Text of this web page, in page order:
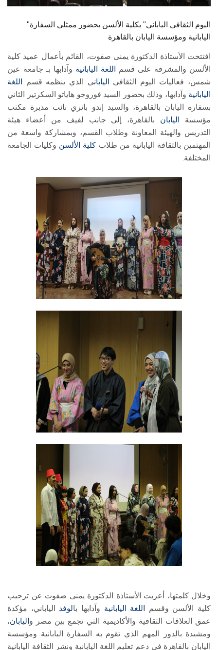
الزائـرون
سجل الان
"اليوم الثقافي الياباني" بكلية الألسن بحضور ممثلي السفارة
اليابانية ومؤسسة اليابان بالقاهرة
افتتحت الأستاذة الدكتورة يمنى صفوت، القائم بأعمال عميد كلية
الألسن والمشرفة على قسم
اللغة اليابانية وآدابها بـ جامعة عين
شمس، فعاليات اليوم الثقافي
الياباني الذي ينظمه قسم
اللغة
اليابانية وآدابها، وذلك بحضور السيد فوروجو هاياتو السكرتير الثاني
بسفارة اليابان بالقاهرة، والسيد إندو بانري نائب مديرة مكتب
مؤسسة
اليابان بالقاهرة، إلى جانب لفيف من أعضاء هيئة
التدريس والهيئة المعاونة وطلاب القسم، وبمشاركة واسعة من
المهتمين بالثقافة اليابانية من طلاب كلية الألسن وكليات الجامعة
المختلفة.
وخلال كلمتها، أعربت الأستاذة الدكتورة يمنى صفوت عن ترحيب
كلية الألسن وقسم
اللغة اليابانية وآدابها بالوفد الياباني، مؤكدة
عمق العلاقات الثقافية والأكاديمية التي تجمع بين مصر و اليابان،
ومشيدة بالدور المهم الذي تقوم به السفارة اليابانية ومؤسسة
اليابان بالقاهرة في دعم تعليم اللغة اليابانية ونشر الثقافة اليابانية